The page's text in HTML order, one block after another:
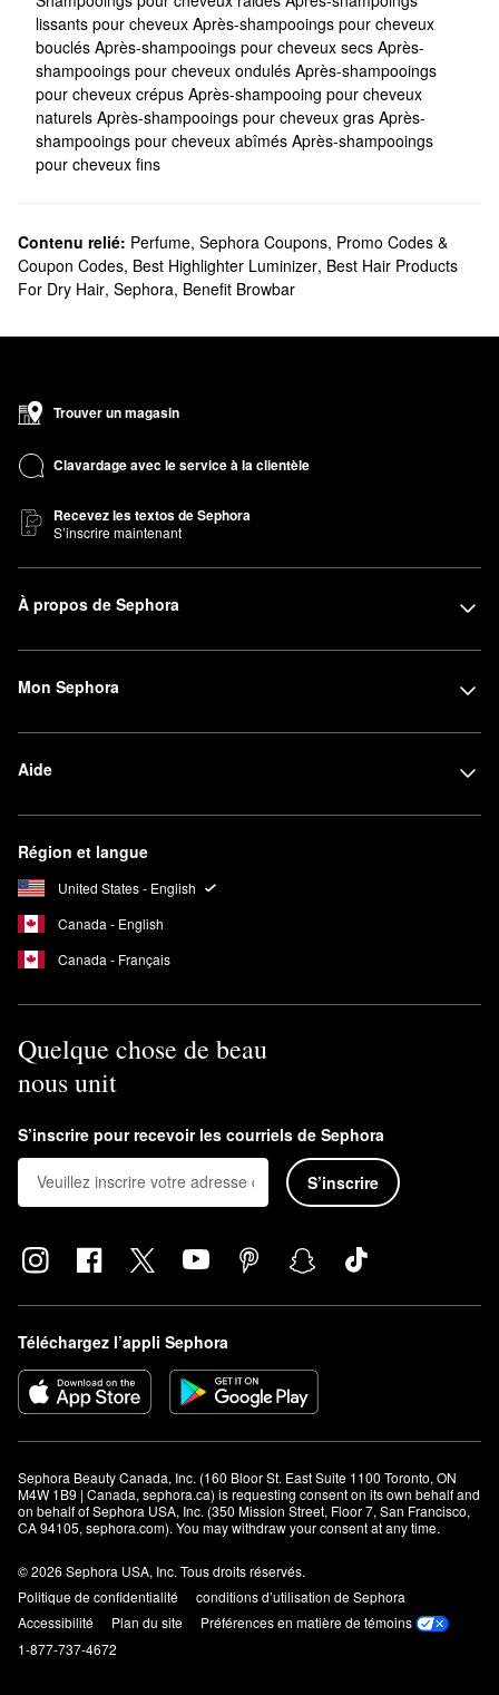
lissants pour cheveux Après-shampooings pour cheveux
bouclés Après-shampooings pour cheveux secs Après-
shampooings pour cheveux ondulés Après-shampooings
pour cheveux crépus Après-shampooing pour cheveux
naturels Après-shampooings pour cheveux gras Après-
shampooings pour cheveux abîmés Après-shampooings
pour cheveux fins
Contenu relié: Perfume, Sephora Coupons, Promo Codes &
Coupon Codes, Best Highlighter Luminizer, Best Hair Products
For Dry Hair, Sephora, Benefit Browbar
Trouver un magasin
Clavardage avec le service à la clientèle
Recevez les textos de Sephora
S’inscrire maintenant
À propos de Sephora
Mon Sephora
Aide
Région et langue
United States - English
Canada - English
Canada - Français
Quelque chose de beau
nous unit
S’inscrire pour recevoir les courriels de Sephora
S’inscrire
Téléchargez l’appli Sephora
Sephora Beauty Canada, Inc. (160 Bloor St. East Suite 1100 Toronto, ON
M4W 1B9 | Canada, sephora.ca) is requesting consent on its own behalf and
on behalf of Sephora USA, Inc. (350 Mission Street, Floor 7, San Francisco,
CA 94105, sephora.com). You may withdraw your consent at any time.
© 2026 Sephora USA, Inc. Tous droits réservés.
Politique de confidentialité
conditions d’utilisation de Sephora
Accessibilité
Plan du site
Préférences en matière de témoins
1-877-737-4672